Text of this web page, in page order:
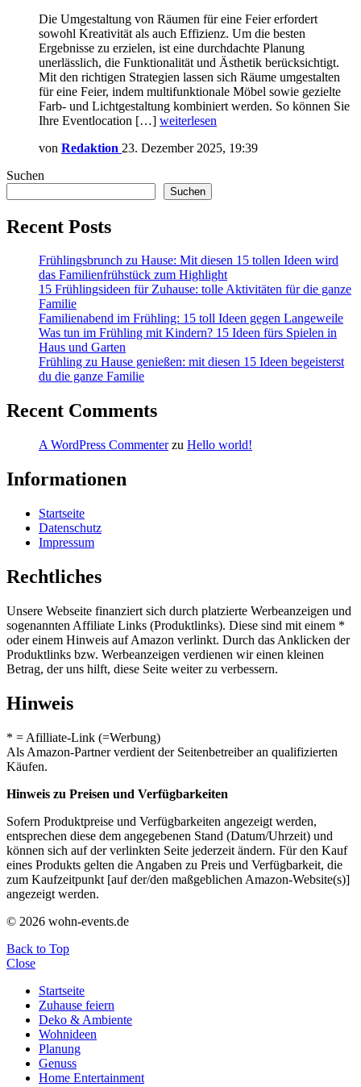
Die Umgestaltung von Räumen für eine Feier erfordert
sowohl Kreativität als auch Effizienz. Um die besten
Ergebnisse zu erzielen, ist eine durchdachte Planung
unerlässlich, die Funktionalität und Ästhetik berücksichtigt.
Mit den richtigen Strategien lassen sich Räume umgestalten
für eine Feier, indem multifunktionale Möbel sowie gezielte
Farb- und Lichtgestaltung kombiniert werden. So können Sie
Ihre Eventlocation […] weiterlesen
von Redaktion 23. Dezember 2025, 19:39
Suchen
Suchen
Recent Posts
Frühlingsbrunch zu Hause: Mit diesen 15 tollen Ideen wird
das Familienfrühstück zum Highlight
15 Frühlingsideen für Zuhause: tolle Aktivitäten für die ganze
Familie
Familienabend im Frühling: 15 toll Ideen gegen Langeweile
Was tun im Frühling mit Kindern? 15 Ideen fürs Spielen in
Haus und Garten
Frühling zu Hause genießen: mit diesen 15 Ideen begeisterst
du die ganze Familie
Recent Comments
A WordPress Commenterzu Hello world!
Informationen
Startseite
Datenschutz
Impressum
Rechtliches
Unsere Webseite finanziert sich durch platzierte Werbeanzeigen und
sogenannten Affiliate Links (Produktlinks). Diese sind mit einem *
oder einem Hinweis auf Amazon verlinkt. Durch das Anklicken der
Produktlinks bzw. Werbeanzeigen verdienen wir einen kleinen
Betrag, der uns hilft, diese Seite weiter zu verbessern.
Hinweis
* = Afilliate-Link (=Werbung)
Als Amazon-Partner verdient der Seitenbetreiber an qualifizierten
Käufen.
Hinweis zu Preisen und Verfügbarkeiten
Sofern Produktpreise und Verfügbarkeiten angezeigt werden,
entsprechen diese dem angegebenen Stand (Datum/Uhrzeit) und
können sich auf der verlinkten Seite jederzeit ändern. Für den Kauf
eines Produkts gelten die Angaben zu Preis und Verfügbarkeit, die
zum Kaufzeitpunkt [auf der/den maßgeblichen Amazon-Website(s)]
angezeigt werden.
© 2026 wohn-events.de
Back to Top
Close
Startseite
Zuhause feiern
Deko & Ambiente
Wohnideen
Planung
Genuss
Home Entertainment